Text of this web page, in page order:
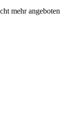
mehr angeboten